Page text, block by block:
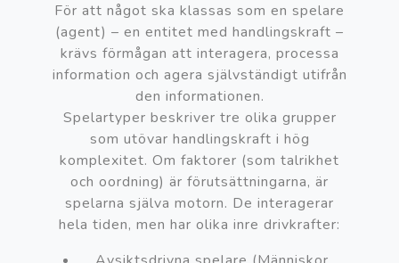
För att något ska klassas som en spelare
(agent) – en entitet med handlingskraft –
krävs förmågan att interagera, processa
information och agera självständigt utifrån
den informationen.
Spelartyper beskriver tre olika grupper
som utövar handlingskraft i hög
komplexitet. Om faktorer (som talrikhet
och oordning) är förutsättningarna, är
spelarna själva motorn. De interagerar
hela tiden, men har olika inre drivkrafter: